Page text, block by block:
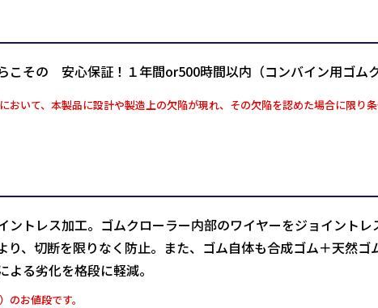
こその 安心保証！１年間or500時間以内（コンバイン用ゴムク
おいて、本製品に設計や製造上の欠陥が現れ、その欠陥を認めた場合に限り
ントレス加工。ゴムクローラー内部のワイヤーをジョイント
り、切断を限りなく防止。また、ゴム自体も合成ゴム＋天然
る劣化を格段に軽減。
のお値段です。